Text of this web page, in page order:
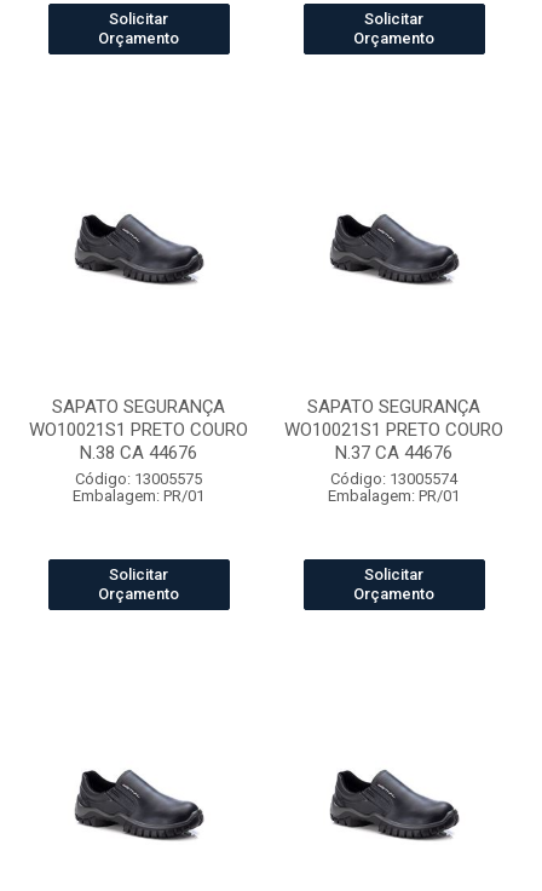
Solicitar
Orçamento
Solicitar
Orçamento
SAPATO SEGURANÇA
WO10021S1 PRETO COURO
N.38 CA 44676
Código: 13005575
Embalagem: PR/01
Solicitar
Orçamento
SAPATO SEGURANÇA
WO10021S1 PRETO COURO
N.37 CA 44676
Código: 13005574
Embalagem: PR/01
Solicitar
Orçamento